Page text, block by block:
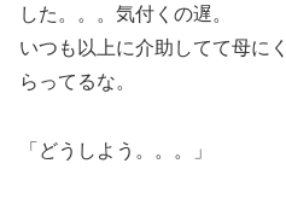
した。。。気付くの遅。
いつも以上に介助してて母に
らってるな。
「どうしよう。。。」